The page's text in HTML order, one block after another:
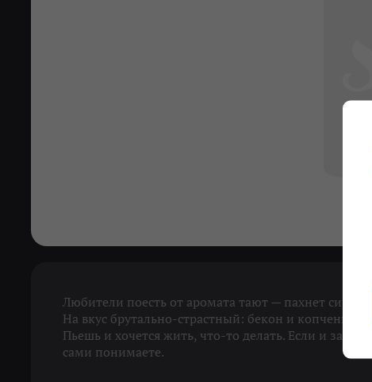
Любители поесть от аромата тают — пахнет сира
На вкус брутально-страстный: бекон и копченый
Пьешь и хочется жить, что-то делать. Если и
сами понимаете.